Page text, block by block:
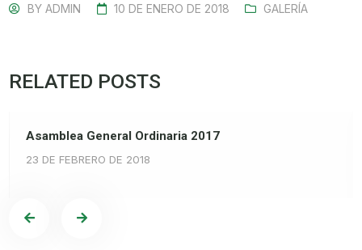
BYADMIN 10 DE ENERO DE 2018 GALERÍA
RELATED POSTS
Asamblea General Ordinaria 2017
23 DE FEBRERO DE 2018